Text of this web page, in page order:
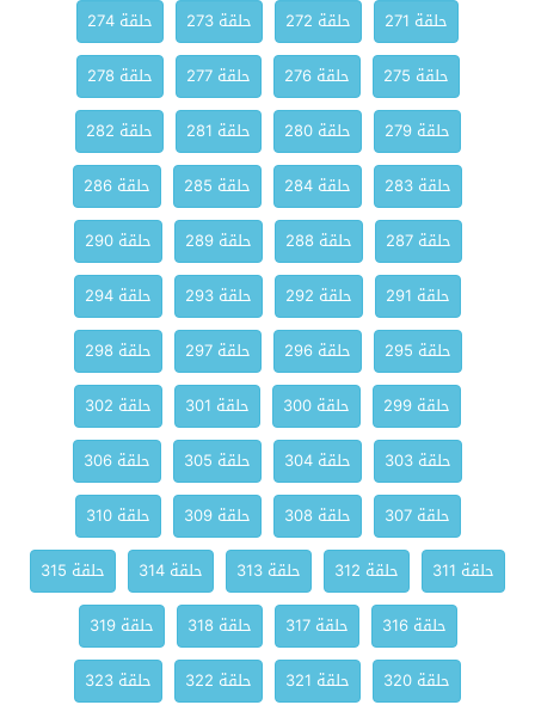
حلقة 271
حلقة 272 حلقة 273
حلقة 274
حلقة 275
حلقة 276 حلقة 277
حلقة 278
حلقة 279
حلقة 280 حلقة 281
حلقة 282
حلقة 283
حلقة 284 حلقة 285
حلقة 286
حلقة 287
حلقة 288 حلقة 289
حلقة 290
حلقة 291
حلقة 292 حلقة 293
حلقة 294
حلقة 295
حلقة 296 حلقة 297
حلقة 298
حلقة 299
حلقة 300 حلقة 301
حلقة 302
حلقة 303
حلقة 304 حلقة 305
حلقة 306
حلقة 307
حلقة 308 حلقة 309
حلقة 310
حلقة 311
حلقة 312 حلقة 313 حلقة 314
حلقة 315
حلقة 316
حلقة 317 حلقة 318
حلقة 319
حلقة 320
حلقة 321 حلقة 322
حلقة 323